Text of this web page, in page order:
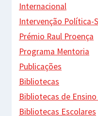
Internacional
Intervenção Política-
Prémio Raul Proença
Programa Mentoria
Publicações
Bibliotecas
Bibliotecas de
Bibliotecas Escolares